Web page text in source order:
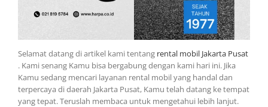
Selamat datang di artikel kami tentang rental mobil Jakarta Pusat
. Kami senang Kamu bisa bergabung dengan kami hari ini. Jika
Kamu sedang mencari layanan rental mobil yang handal dan
terpercaya di daerah Jakarta Pusat, Kamu telah datang ke tempat
yang tepat. Teruslah membaca untuk mengetahui lebih lanjut.